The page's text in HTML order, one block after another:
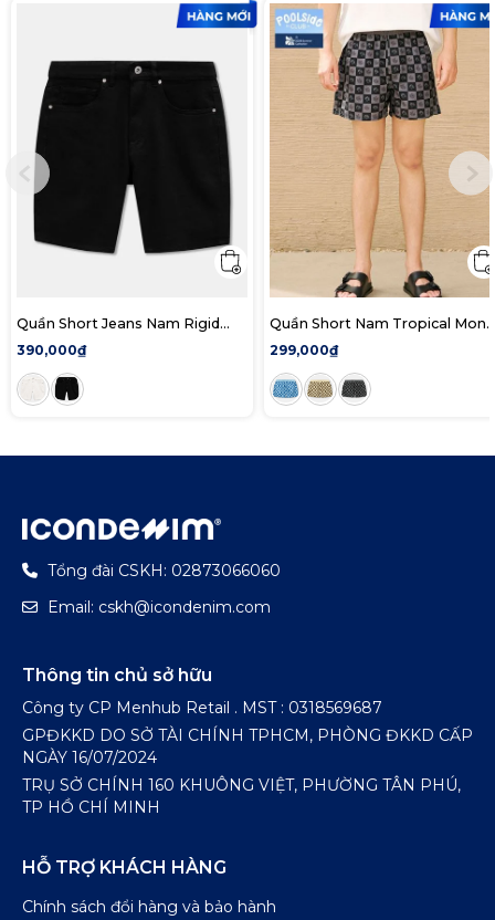
Quần Short Jeans Nam Rigid
Form Slim
390,000₫
Quần Short Nam Tropical Mono
Form Regular
299,000₫
Tổng đài CSKH: 02873066060
Email: cskh@icondenim.com
Thông tin chủ sở hữu
Công ty CP Menhub Retail . MST : 0318569687
GPĐKKD DO SỞ TÀI CHÍNH TPHCM, PHÒNG ĐKKD CẤP
NGÀY 16/07/2024
TRỤ SỞ CHÍNH 160 KHUÔNG VIỆT, PHƯỜNG TÂN PHÚ,
TP HỒ CHÍ MINH
HỖ TRỢ KHÁCH HÀNG
Chính sách đổi hàng và bảo hành